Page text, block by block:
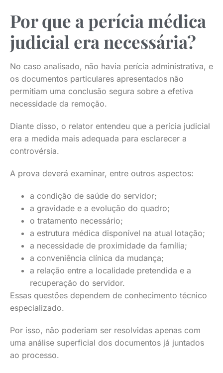
Por que a perícia médica
judicial era necessária?
No caso analisado, não havia perícia administrativa, e
os documentos particulares apresentados não
permitiam uma conclusão segura sobre a efetiva
necessidade da remoção.
Diante disso, o relator entendeu que a perícia judicial
era a medida mais adequada para esclarecer a
controvérsia.
A prova deverá examinar, entre outros aspectos:
a condição de saúde do servidor;
a gravidade e a evolução do quadro;
o tratamento necessário;
a estrutura médica disponível na atual lotação;
a necessidade de proximidade da família;
a conveniência clínica da mudança;
a relação entre a localidade pretendida e a
recuperação do servidor.
Essas questões dependem de conhecimento técnico
especializado.
Por isso, não poderiam ser resolvidas apenas com
uma análise superficial dos documentos já juntados
ao processo.